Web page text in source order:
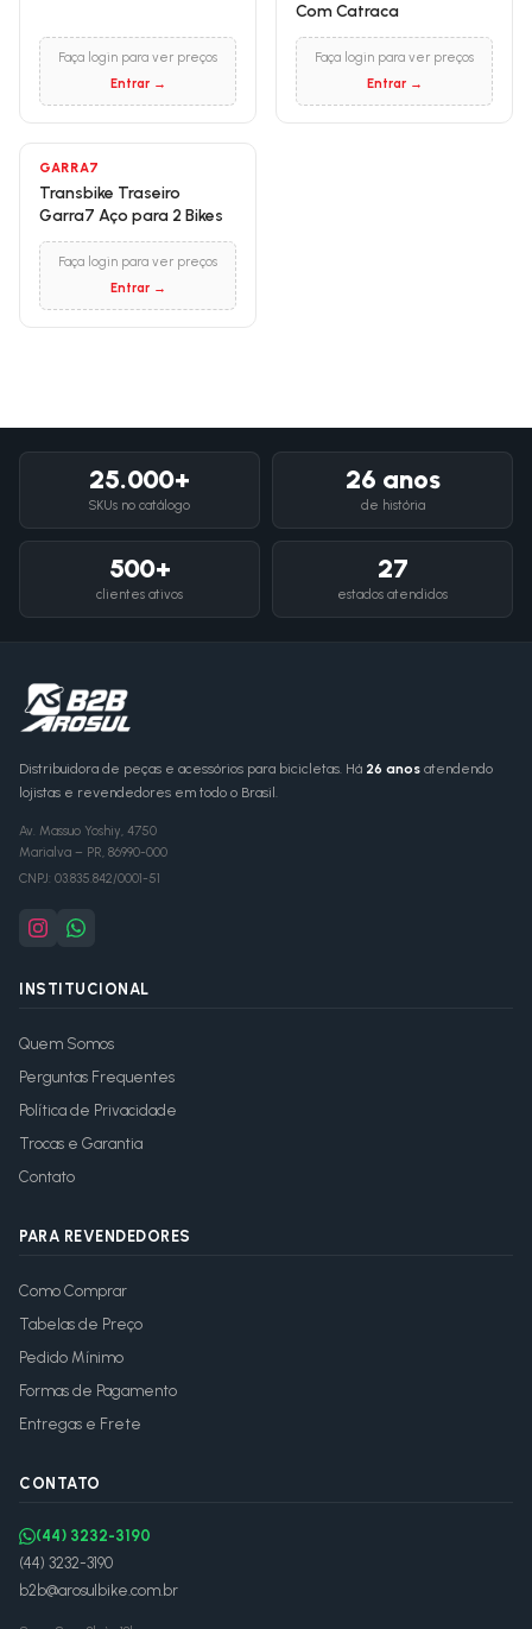
Faça login para ver preços
Entrar →
Com Catraca
Faça login para ver preços
Entrar →
GARRA7
Transbike Traseiro
Garra7 Aço para 2 Bikes
Faça login para ver preços
Entrar →
25.000+
SKUs no catálogo
26 anos
de história
500+
clientes ativos
27
estados atendidos
Distribuidora de peças e acessórios para bicicletas. Há 26 anos atendendo
lojistas e revendedores em todo o Brasil.
Av. Massuo Yoshiy, 4750
Marialva – PR, 86990-000
CNPJ: 03.835.842/0001-51
INSTITUCIONAL
Quem Somos
Perguntas Frequentes
Política de Privacidade
Trocas e Garantia
Contato
PARA REVENDEDORES
Como Comprar
Tabelas de Preço
Pedido Mínimo
Formas de Pagamento
Entregas e Frete
CONTATO
(44) 3232-3190
(44) 3232-3190
b2b@arosulbike.com.br